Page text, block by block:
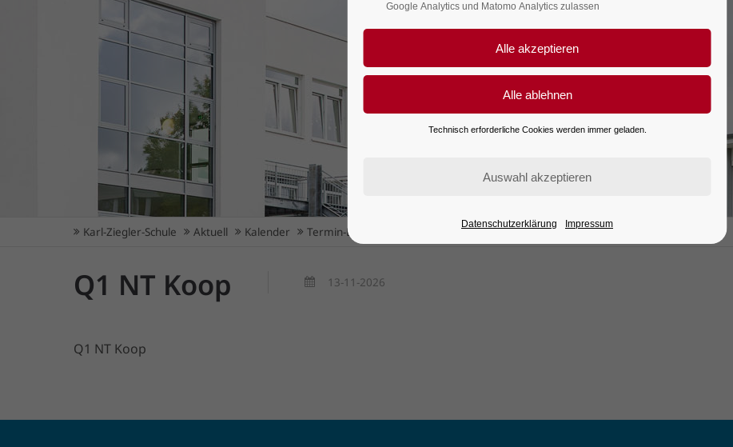
Karl-Ziegler-Schule Aktuell Kalender Termin-Details
Q1 NT Koop 13-11-2026
Q1 NT Koop
Google Analytics und Matomo Analytics zulassen
Technisch erforderliche Cookies werden immer geladen.
Datenschutzerklärung Impressum